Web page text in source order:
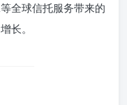
全球信托服务带来的
长。